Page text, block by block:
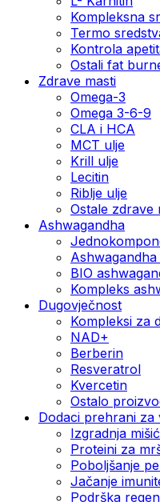
Kompleksna
Termo
Kontrola
Ostali fat
Zdrave masti
Omega-3
Omega 3-6-9
CLA i HCA
MCT ulje
Krill ulje
Lecitin
Riblje ulje
Ostale zdrave
Ashwagandha
BIO
Kompleks
Dugovječnost
Kompleksi za
NAD+
Berberin
Resveratrol
Kvercetin
Ostalo
Dodaci prehrani za
Izgradnja
Proteini za
Poboljšanje
Jačanje
Podrška